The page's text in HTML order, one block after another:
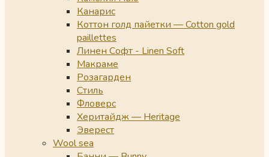
Канарис
Коттон голд пайетки — Cotton gold
paillettes
Линен Софт - Linen Soft
Макраме
Розагарден
Стиль
Фловерс
Херитайдж — Heritage
Эверест
Wool sea